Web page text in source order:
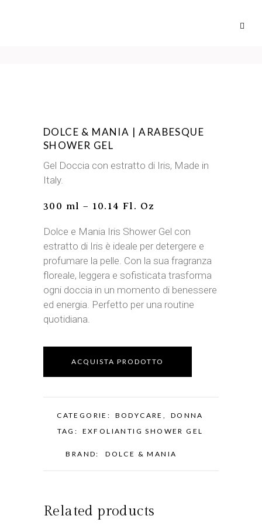
DOLCE & MANIA | ARABESQUE
SHOWER GEL
Gel Doccia con estratto di Iris, Made in
Italy.
300 ml – 10.14 Fl. Oz
Dolce e Mania Iris Shower Gel con
estratto di Iris è ideale per detergere e
profumare la pelle. Con la sua fragranza
floreale, leggera e sofisticata trasforma
ogni doccia in un momento di benessere
ed energia. Perfetto per una routine
quotidiana.
ACQUISTA PRODOTTO
CATEGORIE: BODYCARE ,
DONNA
TAG:
EXFOLIANTIG SHOWER GEL
BRAND: DOLCE & MANIA
Related products